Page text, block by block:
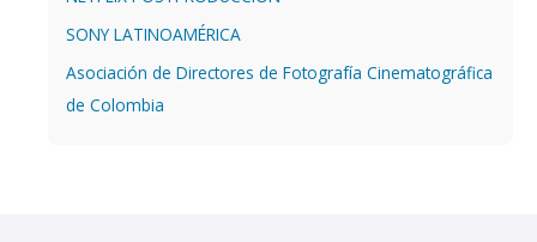
SONY LATINOAMÉRICA
Asociación de Directores de Fotografía Cinematográfica
de Colombia